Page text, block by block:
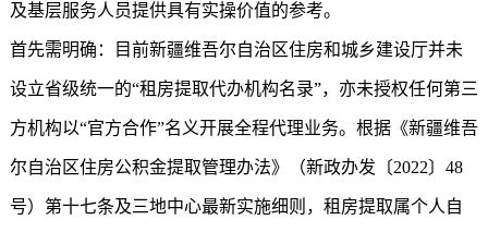
及基层服务人员提供具有实操价值的参考。
首先需明确：目前新疆维吾尔自治区住房和城乡建设厅并未
设立省级统一的“租房提取代办机构名录”，亦未授权任何第三
方机构以“官方合作”名义开展全程代理业务。根据《新疆维吾
尔自治区住房公积金提取管理办法》（新政办发〔2022〕48
号）第十七条及三地中心最新实施细则，租房提取属个人自